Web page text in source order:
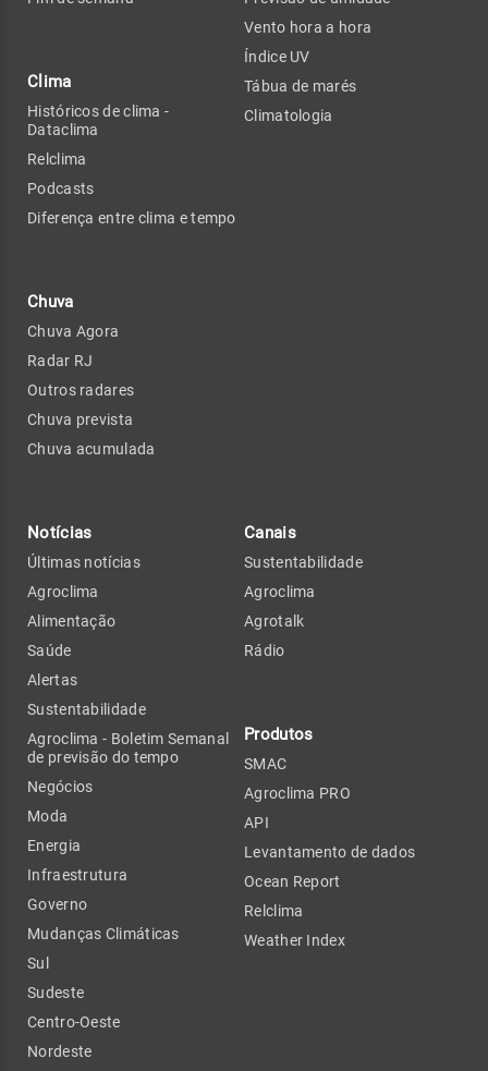
Clima
Históricos de clima -
Dataclima
Relclima
Podcasts
Diferença entre clima e tempo
Chuva
Chuva Agora
Radar RJ
Outros radares
Chuva prevista
Chuva acumulada
Vento hora a hora
Índice UV
Tábua de marés
Climatologia
Notícias
Últimas notícias
Agroclima
Alimentação
Saúde
Alertas
Sustentabilidade
Agroclima - Boletim Semanal
de previsão do tempo
Negócios
Moda
Energia
Infraestrutura
Governo
Mudanças Climáticas
Sul
Sudeste
Centro-Oeste
Nordeste
Canais
Sustentabilidade
Agroclima
Agrotalk
Rádio
Produtos
SMAC
Agroclima PRO
API
Levantamento de dados
Ocean Report
Relclima
Weather Index